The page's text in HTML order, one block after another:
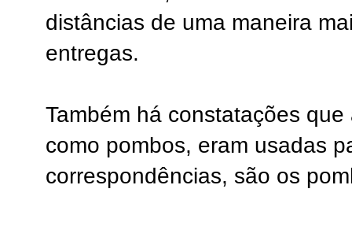
distâncias de uma maneira
entregas.
Também há constatações
como pombos, eram usadas
correspondências, são os